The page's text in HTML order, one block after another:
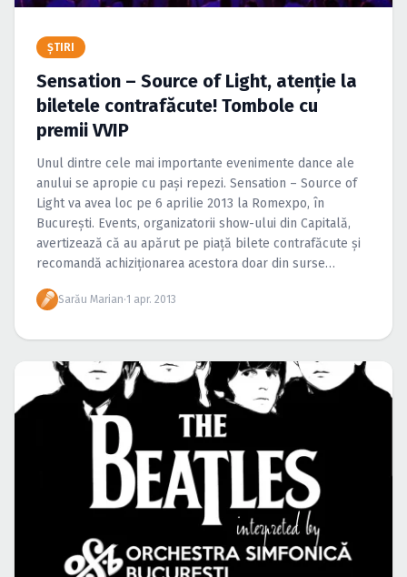
Caută în site...
ŞTIRI
Sensation – Source of Light, atenţie la
biletele contrafăcute! Tombole cu
premii VVIP
Unul dintre cele mai importante evenimente dance ale
anului se apropie cu paşi repezi. Sensation – Source of
Light va avea loc pe 6 aprilie 2013 la Romexpo, în
Bucureşti. Events, organizatorii show-ului din Capitală,
avertizează că au apărut pe piaţă bilete contrafăcute şi
recomandă achiziţionarea acestora doar din surse
Sarău Marian·1 apr. 2013